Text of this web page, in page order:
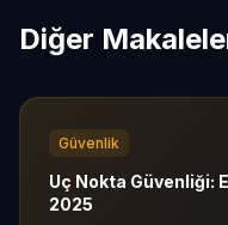
Diğer
Güvenlik
Uç Nokta Güvenliği:
2025